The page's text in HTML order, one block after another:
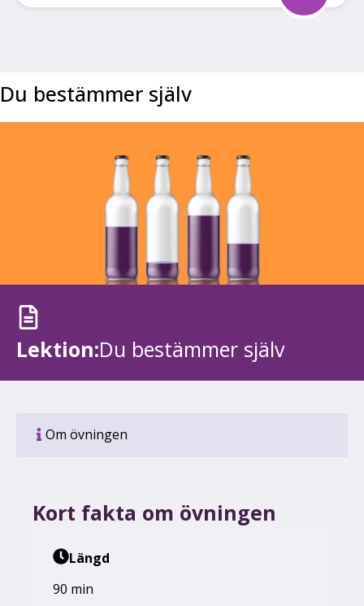
Du bestämmer själv
Lektion:Du bestämmer själv
Om övningen
Kort fakta om övningen
Längd
90 min